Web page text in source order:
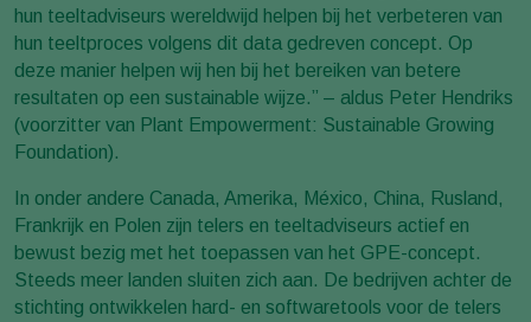
hun teeltadviseurs wereldwijd helpen bij het verbeteren van
hun teeltproces volgens dit data gedreven concept. Op
deze manier helpen wij hen bij het bereiken van betere
resultaten op een sustainable wijze.” – aldus Peter Hendriks
(voorzitter van Plant Empowerment: Sustainable Growing
Foundation).
In onder andere Canada, Amerika, México, China, Rusland,
Frankrijk en Polen zijn telers en teeltadviseurs actief en
bewust bezig met het toepassen van het GPE-concept.
Steeds meer landen sluiten zich aan. De bedrijven achter de
stichting ontwikkelen hard- en softwaretools voor de telers